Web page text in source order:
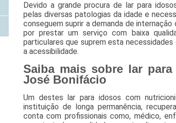
Devido a grande procura de lar para
pelas diversas patologias da idade e
conseguem suprir a demanda de
por prestar um serviço com baixa
particulares que suprem esta
a acessibilidade.
Saiba mais sobre lar
José Bonifácio
Um destes lar para idosos com
instituição de longa permanência,
conta com profissionais como, médico,